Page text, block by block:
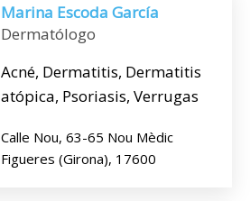
Marina Escoda García
Dermatólogo
Acné, Dermatitis, Dermatitis
atópica, Psoriasis, Verrugas
Calle Nou, 63-65 Nou Mèdic
Figueres (Girona), 17600